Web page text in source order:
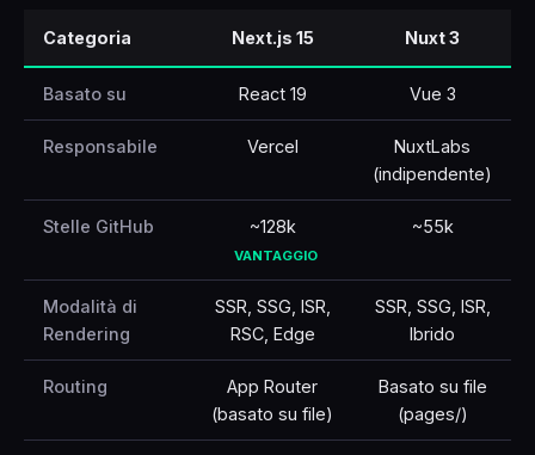
Categoria Next.js 15 Nuxt 3
Basato su React 19 Vue 3
Responsabile Vercel
NuxtLabs
(indipendente)
Stelle GitHub ~128k
VANTAGGIO
~55k
Modalità di
Rendering
SSR, SSG, ISR,
RSC, Edge
SSR, SSG, ISR,
Ibrido
Routing
App Router
(basato su file)
Basato su file
(pages/)